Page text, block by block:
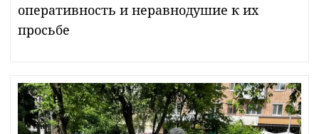
оперативность и неравнодушие к их
просьбе